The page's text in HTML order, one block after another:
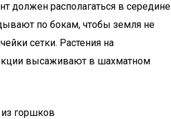
должен располагаться в середине
по бокам, чтобы земля не
сетки. Растения на
высаживают в шахматном
горшков